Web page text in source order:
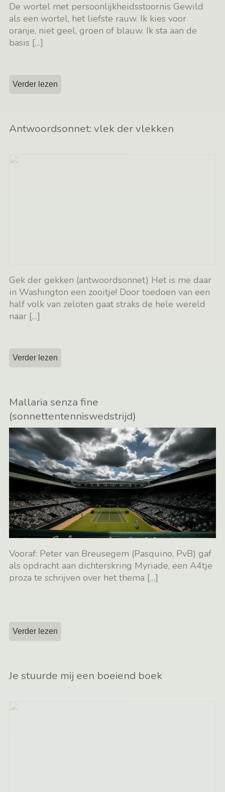
De wortel met persoonlijkheidsstoornis Gewild
als een wortel, het liefste rauw. Ik kies voor
oranje, niet geel, groen of blauw. Ik sta aan de
basis […]
Verder lezen
Antwoordsonnet: vlek der vlekken
Gek der gekken (antwoordsonnet) Het is me daar
in Washington een zooitje! Door toedoen van een
half volk van zeloten gaat straks de hele wereld
naar […]
Verder lezen
Mallaria senza fine
(sonnettentenniswedstrijd)
Vooraf: Peter van Breusegem (Pasquino, PvB) gaf
als opdracht aan dichterskring Myriade, een A4tje
proza te schrijven over het thema […]
Verder lezen
Je stuurde mij een boeiend boek